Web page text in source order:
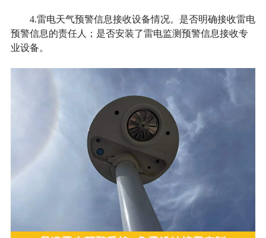
4.雷电天气预警信息接收设备情况。是否明确接收雷电
预警信息的责任人；是否安装了雷电监测预警信息接收专
业设备。